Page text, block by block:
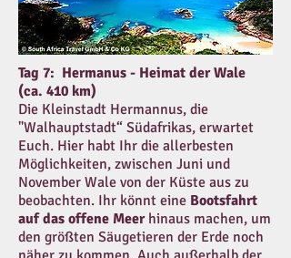
Tag 7: Hermanus - Heimat der Wale
(ca. 410 km)
Die Kleinstadt Hermannus, die
"Walhauptstadt“ Südafrikas, erwartet
Euch. Hier habt Ihr die allerbesten
Möglichkeiten, zwischen Juni und
November Wale von der Küste aus zu
beobachten. Ihr könnt eine Bootsfahrt
auf das offene Meer hinaus machen, um
den größten Säugetieren der Erde noch